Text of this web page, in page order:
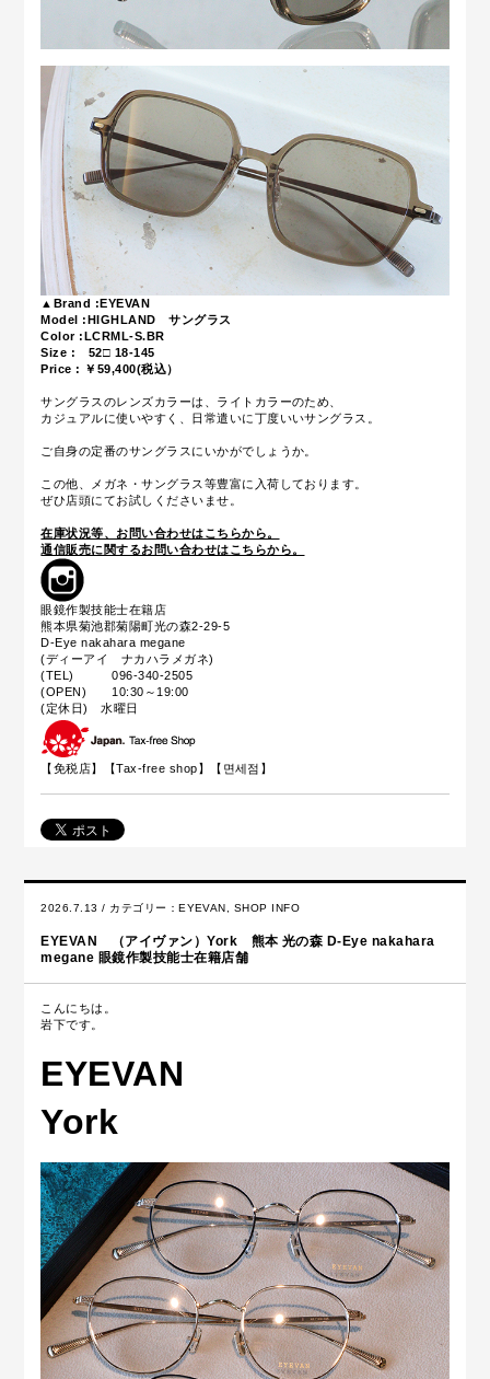
▲Brand :EYEVAN
Model :HIGHLAND サングラス
Color :LCRML-S.BR
Size : 52□ 18-145
Price : ￥59,400(税込）
サングラスのレンズカラーは、ライトカラーのため、
カジュアルに使いやすく、日常遣いに丁度いいサングラス。
ご自身の定番のサングラスにいかがでしょうか。
この他、メガネ・サングラス等豊富に入荷しております。
ぜひ店頭にてお試しくださいませ。
在庫状況等、お問い合わせはこちらから。
通信販売に関するお問い合わせはこちらから。
眼鏡作製技能士在籍店
熊本県菊池郡菊陽町光の森2-29-5
D-Eye nakahara megane
(ディーアイ ナカハラメガネ)
(TEL) 096-340-2505
(OPEN) 10:30～19:00
(定休日) 水曜日
【免税店】【Tax-free shop】【면세점】
2026.7.13 / カテゴリー：EYEVAN SHOP INFO
EYEVAN （アイヴァン）York 熊本 光の森 D-Eye nakahara
megane 眼鏡作製技能士在籍店舗
こんにちは。
岩下です。
EYEVAN
York